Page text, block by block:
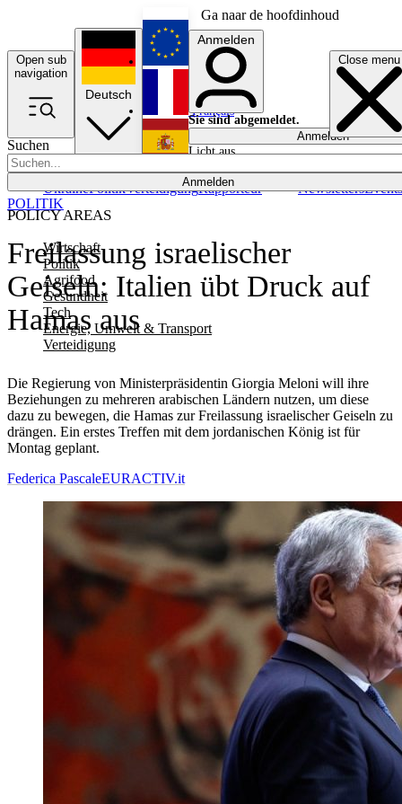
Ga naar de hoofdinhoud
Open sub
navigation
Close menu
Suchen
Anmelden
POLICY AREAS
Wirtschaft
Politik
Agrifood
Gesundheit
Tech
Energie, Umwelt & Transport
Verteidigung
UkrainePolitikVerteidigungRapporteur NewslettersEvents
Deutsch
English
Français
Anmelden
Sie sind abgemeldet.
Anmelden
Licht aus
Freilassung israelischer
Geiseln: Italien übt Druck auf
Hamas aus
Die Regierung von Ministerpräsidentin Giorgia Meloni will ihre
Beziehungen zu mehreren arabischen Ländern nutzen, um diese
dazu zu bewegen, die Hamas zur Freilassung israelischer Geiseln zu
drängen. Ein erstes Treffen mit dem jordanischen König ist für
Montag geplant.
POLITIK
Federica PascaleEURACTIV.it